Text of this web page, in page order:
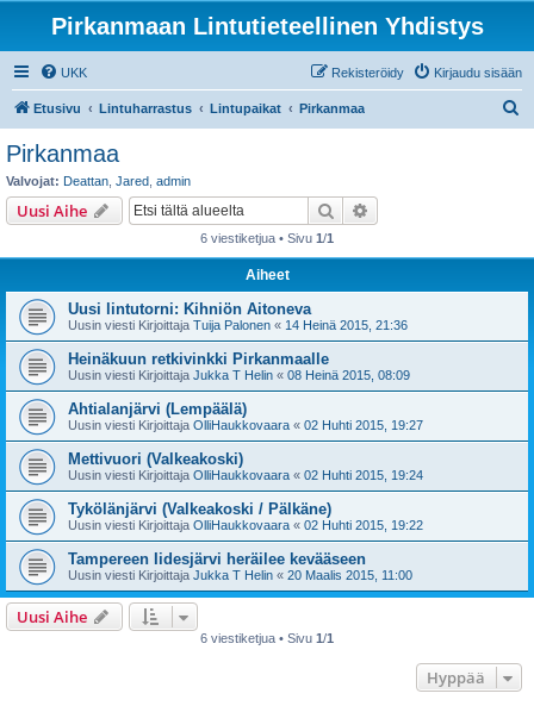
Pirkanmaan Lintutieteellinen Yhdistys
UKK Kirjaudu sisään
Rekisteröidy
Etusivu Lintuharrastus Lintupaikat Pirkanmaa
Pirkanmaa
Valvojat: Deattan Jared admin
Uusi Aihe Etsi
6 viestiketjua • Sivu 1/1
Aiheet
Uusi lintutorni: Kihniön Aitoneva
Uusin viesti Kirjoittaja Tuija Palonen « 14 Heinä 2015, 21:36
Heinäkuun retkivinkki Pirkanmaalle
Uusin viesti Kirjoittaja Jukka T Helin « 08 Heinä 2015, 08:09
Ahtialanjärvi (Lempäälä)
Uusin viesti Kirjoittaja OlliHaukkovaara « 02 Huhti 2015, 19:27
Mettivuori (Valkeakoski)
Uusin viesti Kirjoittaja OlliHaukkovaara « 02 Huhti 2015, 19:24
Tykölänjärvi (Valkeakoski / Pälkäne)
Uusin viesti Kirjoittaja OlliHaukkovaara « 02 Huhti 2015, 19:22
Tampereen Iidesjärvi heräilee kevääseen
Uusin viesti Kirjoittaja Jukka T Helin « 20 Maalis 2015, 11:00
Uusi Aihe
6 viestiketjua • Sivu 1/1
Hyppää